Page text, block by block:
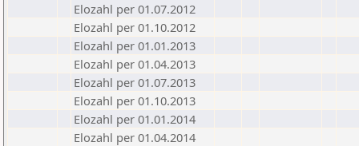
Elozahl per 01.07.2012
Elozahl per 01.10.2012
Elozahl per 01.01.2013
Elozahl per 01.04.2013
Elozahl per 01.07.2013
Elozahl per 01.10.2013
Elozahl per 01.01.2014
Elozahl per 01.04.2014